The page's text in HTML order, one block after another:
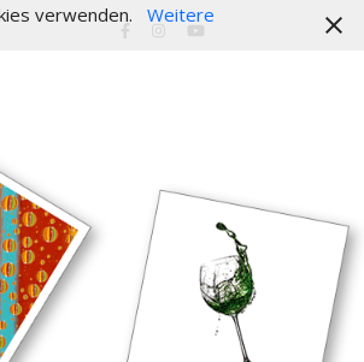
verwenden.
Weitere